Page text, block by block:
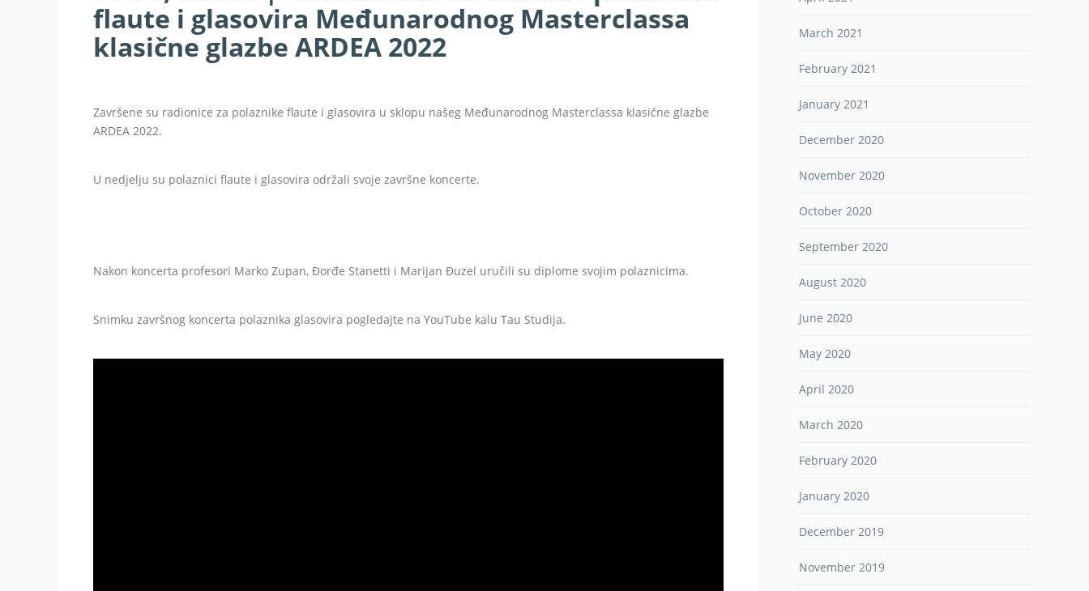
flaute i glasovira Međunarodnog Masterclassa
klasične glazbe ARDEA 2022
Završene su radionice za polaznike flaute i glasovira u sklopu našeg Međunarodnog Masterclassa klasične glazbe
ARDEA 2022.
U nedjelju su polaznici flaute i glasovira održali svoje završne koncerte.
Nakon koncerta profesori Marko Zupan, Đorđe Stanetti i Marijan Đuzel uručili su diplome svojim polaznicima.
Snimku završnog koncerta polaznika glasovira pogledajte na YouTube kalu Tau Studija.
March 2021
February 2021
January 2021
December 2020
November 2020
October 2020
September 2020
August 2020
June 2020
May 2020
April 2020
March 2020
February 2020
January 2020
December 2019
November 2019